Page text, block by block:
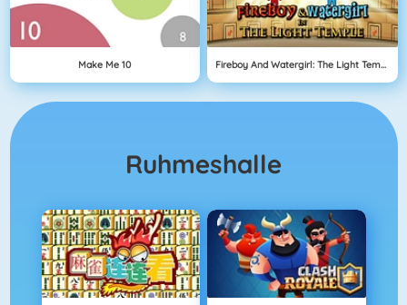
Make Me 10 Fireboy And Watergirl: The Light Temple
Ruhmeshalle